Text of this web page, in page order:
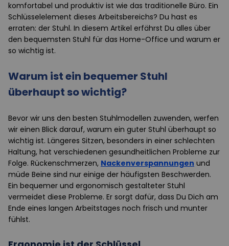
komfortabel und produktiv ist wie das traditionelle Büro. Ein
Schlüsselelement dieses Arbeitsbereichs? Du hast es
erraten: der Stuhl. In diesem Artikel erfährst Du alles über
den bequemsten Stuhl für das Home-Office und warum er
so wichtig ist.
Warum ist ein bequemer Stuhl
überhaupt so wichtig?
Bevor wir uns den besten Stuhlmodellen zuwenden, werfen
wir einen Blick darauf, warum ein guter Stuhl überhaupt so
wichtig ist. Längeres Sitzen, besonders in einer schlechten
Haltung, hat verschiedenen gesundheitlichen Probleme zur
Folge. Rückenschmerzen, Nackenverspannungen und
müde Beine sind nur einige der häufigsten Beschwerden.
Ein bequemer und ergonomisch gestalteter Stuhl
vermeidet diese Probleme. Er sorgt dafür, dass Du Dich am
Ende eines langen Arbeitstages noch frisch und munter
fühlst.